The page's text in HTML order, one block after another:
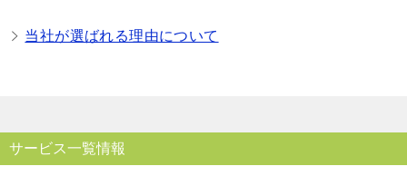
当社が選ばれる理由について
サービス一覧情報